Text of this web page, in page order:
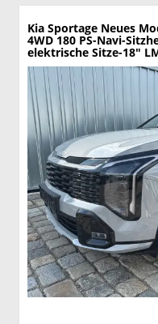
Kia Sportage Neues
4WD 180 PS-Navi-
elektrische Sitze-18"